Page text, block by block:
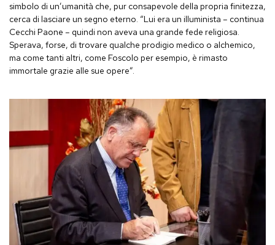
simbolo di un’umanità che, pur consapevole della propria finitezza,
cerca di lasciare un segno eterno. “Lui era un illuminista – continua
Cecchi Paone – quindi non aveva una grande fede religiosa.
Sperava, forse, di trovare qualche prodigio medico o alchemico,
ma come tanti altri, come Foscolo per esempio, è rimasto
immortale grazie alle sue opere”.